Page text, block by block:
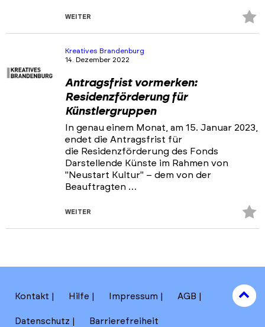
WEITER
Kreatives Brandenburg
14. Dezember 2022
Antragsfrist vormerken:
Residenzförderung für
Künstlergruppen
In genau einem Monat, am 15. Januar 2023,
endet die Antragsfrist für
die Residenzförderung des Fonds
Darstellende Künste im Rahmen von
"Neustart Kultur" – dem von der
Beauftragten …
WEITER
Kontakt Hilfe Impressum AGB
Datenschutz Barrierefreiheit
to
top